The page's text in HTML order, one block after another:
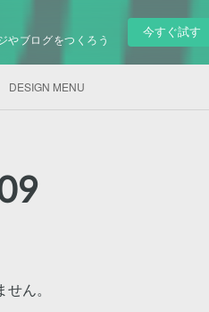
やブログをつくろう
今すぐ試す
DESIGN MENU
ん。